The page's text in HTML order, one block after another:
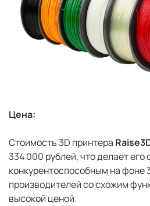
Цена:
Стоимость 3D принтера
334 000 рублей, что делает его
конкурентоспособным на фоне
производителей со схожим
высокой ценой.